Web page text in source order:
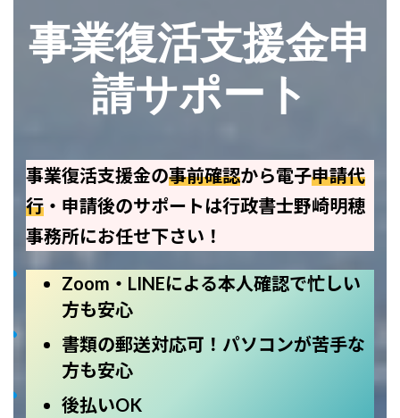
事業復活支援金申
請サポート
事業復活支援金の事前確認から電子申請代
行 ・申請後のサポートは行政書士野崎明穂
事務所にお任せ下さい！
Zoom・LINEによる本人確認で忙しい
方も安心
書類の郵送対応可！パソコンが苦手な
方も安心
後払いOK